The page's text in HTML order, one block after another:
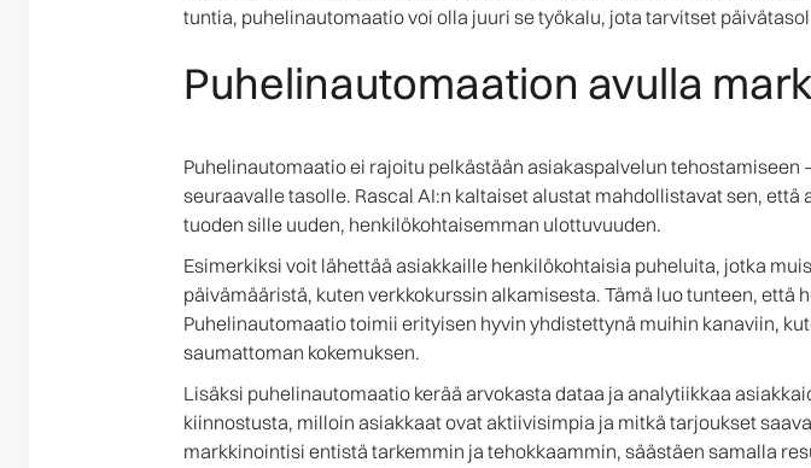
tuntia, puhelinautomaatio voi olla juuri se työkalu, jota tarvitset
Puhelinautomaation avulla
Puhelinautomaatio ei rajoitu pelkästään asiakaspalvelun
seuraavalle tasolle. Rascal AI:n kaltaiset alustat mahdollistavat sen,
tuoden sille uuden, henkilökohtaisemman ulottuvuuden.
Esimerkiksi voit lähettää asiakkaille henkilökohtaisia puheluita, jotka
päivämääristä, kuten verkkokurssin alkamisesta. Tämä luo tunteen,
Puhelinautomaatio toimii erityisen hyvin yhdistettynä muihin kanaviin,
saumattoman kokemuksen.
Lisäksi puhelinautomaatio kerää arvokasta dataa ja analytiikkaa
kiinnostusta, milloin asiakkaat ovat aktiivisimpia ja mitkä tarjoukset
markkinointisi entistä tarkemmin ja tehokkaammin, säästäen samalla